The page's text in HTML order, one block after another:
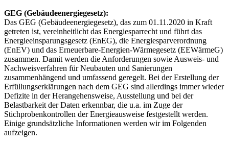
GEG (Gebäudeenergiegesetz):
Das GEG (Gebäudeenergiegesetz), das zum 01.11.2020 in Kraft
getreten ist, vereinheitlicht das Energiesparrecht und führt das
Energieeinsparungsgesetz (EnEG), die Energiesparverordnung
(EnEV) und das Erneuerbare-Energien-Wärmegesetz (EEWärmeG)
zusammen. Damit werden die Anforderungen sowie Ausweis- und
Nachweisverfahren für Neubauten und Sanierungen
zusammenhängend und umfassend geregelt. Bei der Erstellung der
Erfüllungserklärungen nach dem GEG sind allerdings immer wieder
Defizite in der Herangehensweise, Ausstellung und bei der
Belastbarkeit der Daten erkennbar, die u.a. im Zuge der
Stichprobenkontrollen der Energieausweise festgestellt werden.
Einige grundsätzliche Informationen werden wir im Folgenden
aufzeigen.